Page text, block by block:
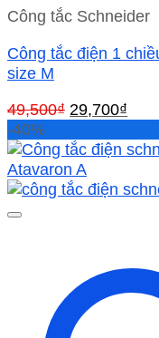
Công tắc Schneider
Công tắc điện 1
size M
49,500₫ Giá
là:
49,500₫.
29,700₫
tại
-40%